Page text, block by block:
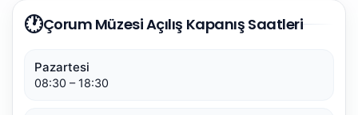
🕐Çorum Müzesi Açılış Kapanış Saatleri
Pazartesi
08:30 – 18:30